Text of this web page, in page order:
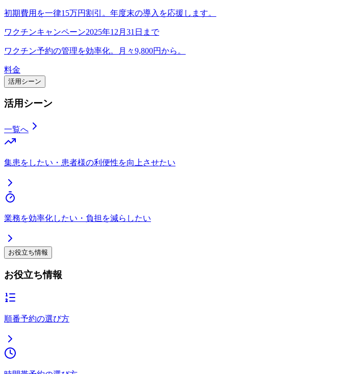
初期費用を一律15万円割引。年度末の導入を応援します。
ワクチンキャンペーン2025年12月31日まで
ワクチン予約の管理を効率化。月々9,800円から。
料金
活用シーン
活用シーン
一覧へ
集患をしたい・患者様の利便性を向上させたい
業務を効率化したい・負担を減らしたい
お役立ち情報
お役立ち情報
順番予約の選び方